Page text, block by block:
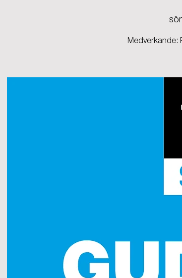
Medverkande: